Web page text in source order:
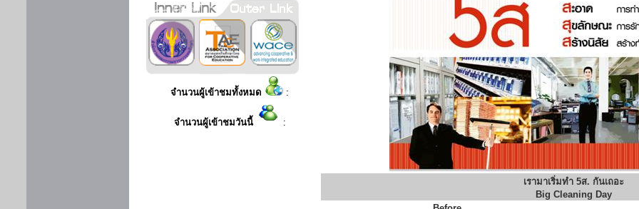
จำนวนผู้เข้าชมทั้งหมด :
จำนวนผู้เข้าชมวันนี้ :
เรามาเริ่มทำ 5ส. กันเถอะ
Big Cleaning Day